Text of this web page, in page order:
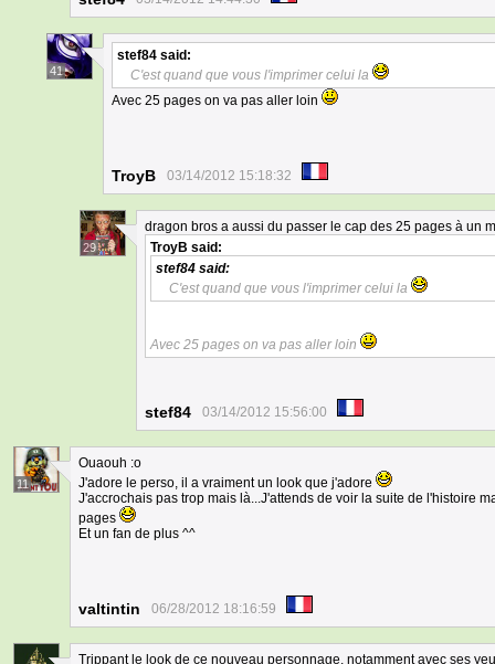
41
stef84 said:
C'est quand que vous l'imprimer celui la
Avec 25 pages on va pas aller loin
TroyB 03/14/2012 15:18:32
29
dragon bros a aussi du passer le cap des 25 pages à un
TroyB said:
stef84 said:
C'est quand que vous l'imprimer celui la
Avec 25 pages on va pas aller loin
stef84 03/14/2012 15:56:00
11
Ouaouh :o
J'adore le perso, il a vraiment un look que j'adore
J'accrochais pas trop mais là...J'attends de voir la suite de l'histoire
pages
Et un fan de plus ^^
valtintin 06/28/2012 18:16:59
Trippant le look de ce nouveau personnage, notamment avec ses